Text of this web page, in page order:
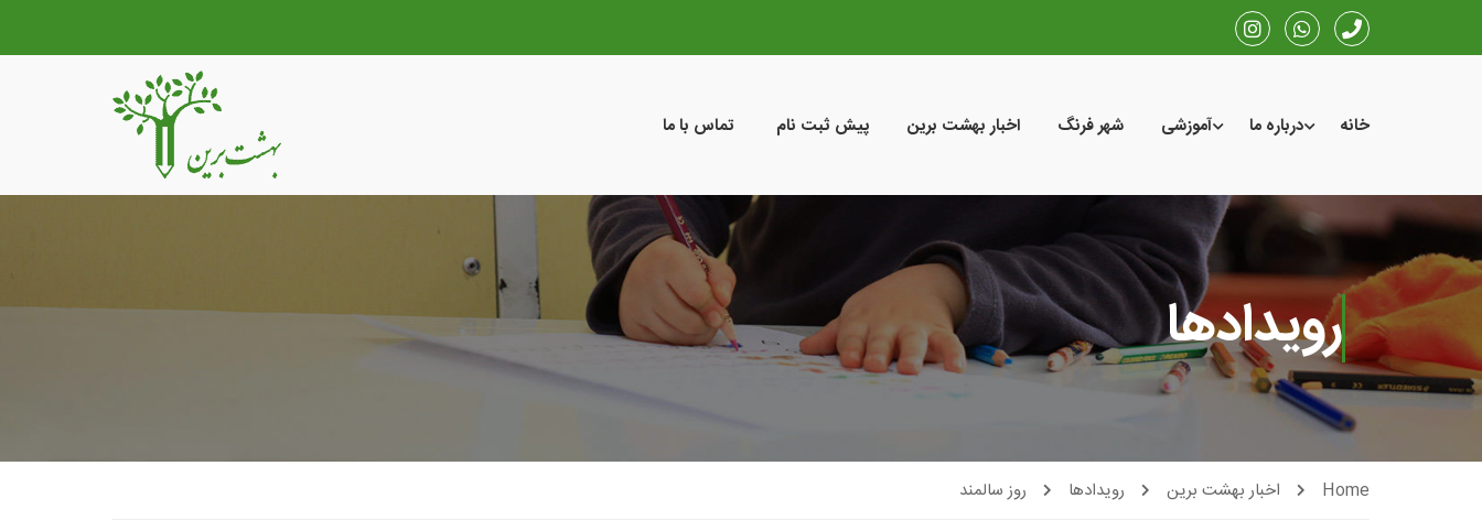
خانه درباره ما آموزشی شهر فرنگ اخبار بهشت برین پیش ثبت نام تماس با ما
رویدادها
Home اخبار بهشت برین رویدادها روز سالمند